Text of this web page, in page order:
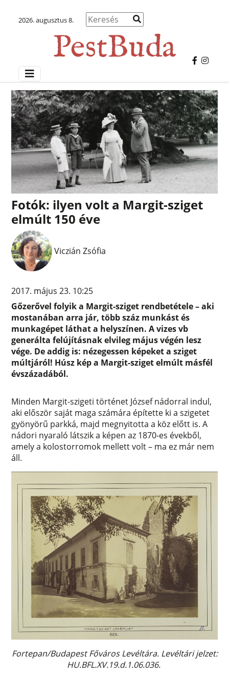
2026. augusztus 8.
Fotók: ilyen volt a Margit-sziget
elmúlt 150 éve
Viczián Zsófia
2017. május 23. 10:25
Gőzerővel folyik a Margit-sziget rendbetétele – aki
mostanában arra jár, több száz munkást és
munkagépet láthat a helyszínen. A vizes vb
generálta felújításnak elvileg május végén lesz
vége. De addig is: nézegessen képeket a sziget
múltjáról! Húsz kép a Margit-sziget elmúlt másfél
évszázadából.
Minden Margit-szigeti történet József nádorral indul,
aki először saját maga számára építette ki a szigetet
gyönyörű parkká, majd megnyitotta a köz előtt is. A
nádori nyaraló látszik a képen az 1870-es évekből,
amely a kolostorromok mellett volt – ma ez már nem
áll.
Fortepan/Budapest Főváros Levéltára. Levéltári jelzet:
HU.BFL.XV.19.d.1.06.036.